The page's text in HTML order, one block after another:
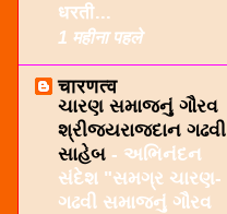
धरती...
1 महीना पहले
चारणत्व
ચારણ સમાજનું ગૌરવ
શ્રીજયરાજદાન ગઢવી
સાહેબ - અભિનંદન
સંદેશ "સમગ્ર ચારણ-
ગઢવી સમાજનું ગૌરવ